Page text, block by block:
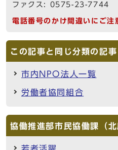
ファクス: 0575-23-7744
電話番号のかけ間違いにご注
この記事と同じ分類の記事
市内NPO法人一覧
労働者協同組合
協働推進部市民協働課（北
若者活躍